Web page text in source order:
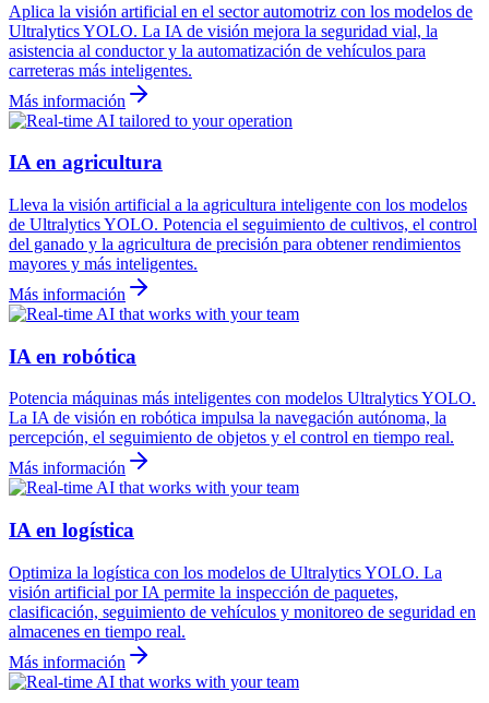
Aplica la visión artificial en el sector automotriz con los modelos de
Ultralytics YOLO. La IA de visión mejora la seguridad vial, la
asistencia al conductor y la automatización de vehículos para
carreteras más inteligentes.
Más información
IA en agricultura
Lleva la visión artificial a la agricultura inteligente con los modelos
de Ultralytics YOLO. Potencia el seguimiento de cultivos, el control
del ganado y la agricultura de precisión para obtener rendimientos
mayores y más inteligentes.
Más información
IA en robótica
Potencia máquinas más inteligentes con modelos Ultralytics YOLO.
La IA de visión en robótica impulsa la navegación autónoma, la
percepción, el seguimiento de objetos y el control en tiempo real.
Más información
IA en logística
Optimiza la logística con los modelos de Ultralytics YOLO. La
visión artificial por IA permite la inspección de paquetes,
clasificación, seguimiento de vehículos y monitoreo de seguridad en
almacenes en tiempo real.
Más información